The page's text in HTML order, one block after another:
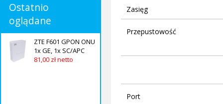
Ostatnio
oglądane
ZTE F601 GPON ONU
1x GE, 1x SC/APC
81,00 zł netto
Zasięg
Przepustowość
Port